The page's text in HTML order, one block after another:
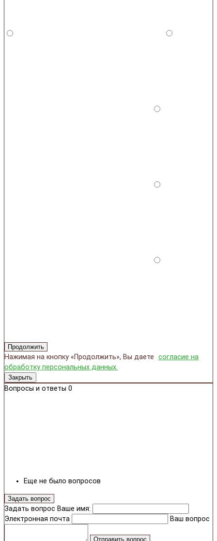
Продолжить
Нажимая на кнопку «Продолжить», Вы даете согласие на
обработку персональных данных.
Закрыть
Вопросы и ответы 0
Еще не было вопросов
Задать вопрос
Задать вопрос Ваше имя:
Электронная почта
Ваш вопрос
Отправить вопрос